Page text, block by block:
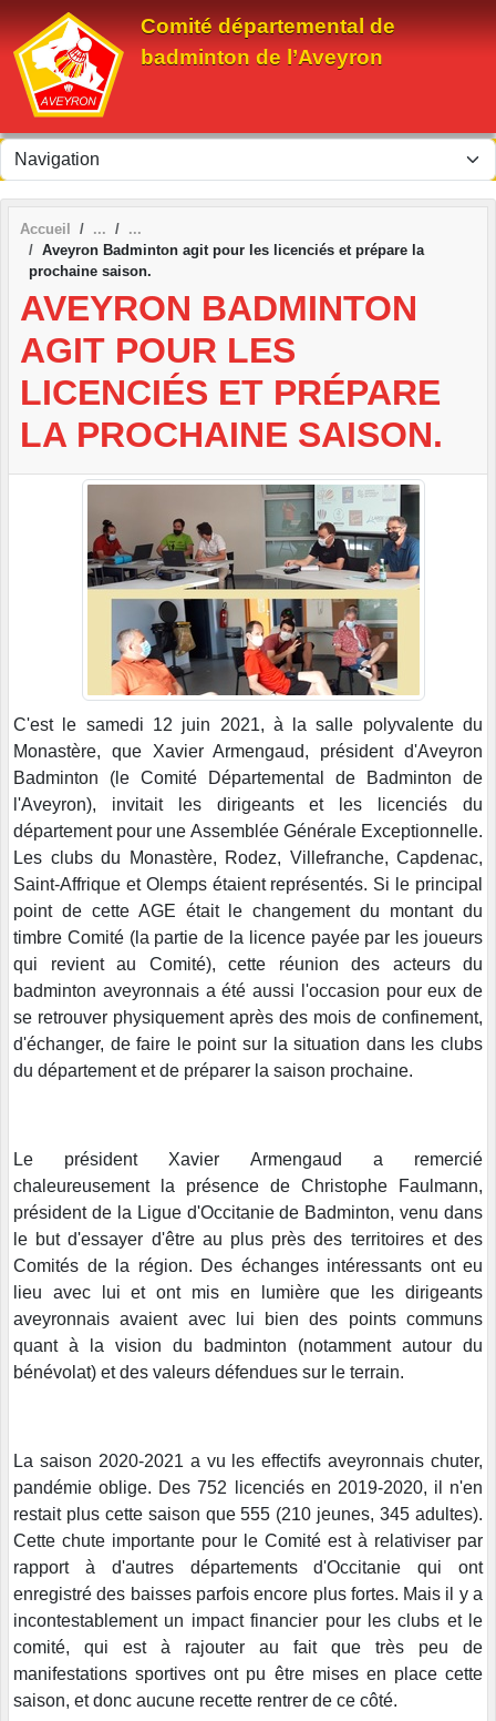
Comité départemental de
badminton de l’Aveyron
Accueil
Aveyron Badminton agit pour les licenciés et prépare la
prochaine saison.
AVEYRON BADMINTON
AGIT POUR LES
LICENCIÉS ET PRÉPARE
LA PROCHAINE SAISON.
C'est le samedi 12 juin 2021, à la salle polyvalente du
Monastère, que Xavier Armengaud, président d'Aveyron
Badminton (le Comité Départemental de Badminton de
l'Aveyron), invitait les dirigeants et les licenciés du
département pour une Assemblée Générale Exceptionnelle.
Les clubs du Monastère, Rodez, Villefranche, Capdenac,
Saint-Affrique et Olemps étaient représentés. Si le principal
point de cette AGE était le changement du montant du
timbre Comité (la partie de la licence payée par les joueurs
qui revient au Comité), cette réunion des acteurs du
badminton aveyronnais a été aussi l'occasion pour eux de
se retrouver physiquement après des mois de confinement,
d'échanger, de faire le point sur la situation dans les clubs
du département et de préparer la saison prochaine.
Le président Xavier Armengaud a remercié
chaleureusement la présence de Christophe Faulmann,
président de la Ligue d'Occitanie de Badminton, venu dans
le but d'essayer d'être au plus près des territoires et des
Comités de la région. Des échanges intéressants ont eu
lieu avec lui et ont mis en lumière que les dirigeants
aveyronnais avaient avec lui bien des points communs
quant à la vision du badminton (notamment autour du
bénévolat) et des valeurs défendues sur le terrain.
La saison 2020-2021 a vu les effectifs aveyronnais chuter,
pandémie oblige. Des 752 licenciés en 2019-2020, il n'en
restait plus cette saison que 555 (210 jeunes, 345 adultes).
Cette chute importante pour le Comité est à relativiser par
rapport à d'autres départements d'Occitanie qui ont
enregistré des baisses parfois encore plus fortes. Mais il y a
incontestablement un impact financier pour les clubs et le
comité, qui est à rajouter au fait que très peu de
manifestations sportives ont pu être mises en place cette
saison, et donc aucune recette rentrer de ce côté.
Panneau de gestion des cookies